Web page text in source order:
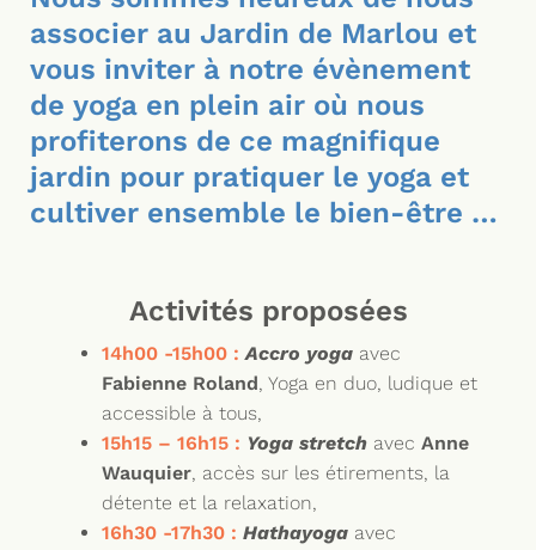
associer au Jardin de Marlou et
vous inviter à notre évènement
de yoga en plein air où nous
profiterons de ce magnifique
jardin pour pratiquer le yoga et
cultiver ensemble le bien-être …
Activités proposées
14h00 -15h00 : Accro yoga avec
Fabienne Roland, Yoga en duo, ludique et
accessible à tous,
15h15 – 16h15 : Yoga stretch avec Anne
Wauquier, accès sur les étirements, la
détente et la relaxation,
16h30 -17h30 : Hathayoga avec